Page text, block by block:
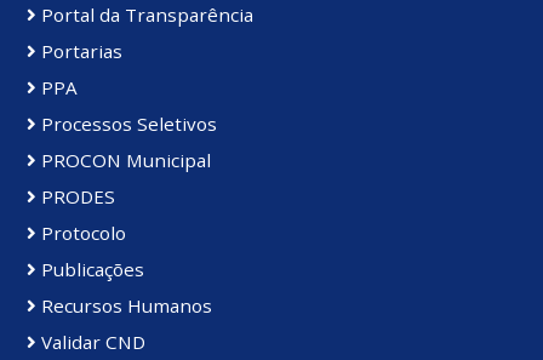
Portal da Transparência
Portarias
PPA
Processos Seletivos
PROCON Municipal
PRODES
Protocolo
Publicações
Recursos Humanos
Validar CND